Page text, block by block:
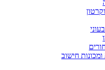
ומכונות חישוב